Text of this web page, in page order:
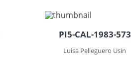
PI5-CAL-1983-573
Luisa Pelleguero Usin